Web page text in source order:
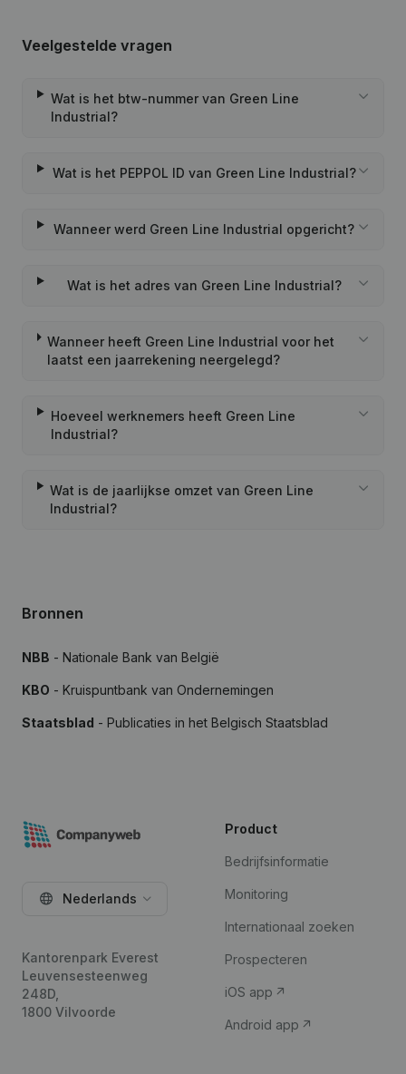
Veelgestelde vragen
Wat is het btw-nummer van Green Line
Industrial?
Wat is het PEPPOL ID van Green Line Industrial?
Wanneer werd Green Line Industrial opgericht?
Wat is het adres van Green Line Industrial?
Wanneer heeft Green Line Industrial voor het
laatst een jaarrekening neergelegd?
Hoeveel werknemers heeft Green Line
Industrial?
Wat is de jaarlijkse omzet van Green Line
Industrial?
Bronnen
NBB - Nationale Bank van België
KBO - Kruispuntbank van Ondernemingen
Staatsblad - Publicaties in het Belgisch Staatsblad
Nederlands
Kantorenpark Everest
Leuvensesteenweg
248D,
1800 Vilvoorde
Product
Bedrijfsinformatie
Monitoring
Internationaal zoeken
Prospecteren
iOS app
Android app